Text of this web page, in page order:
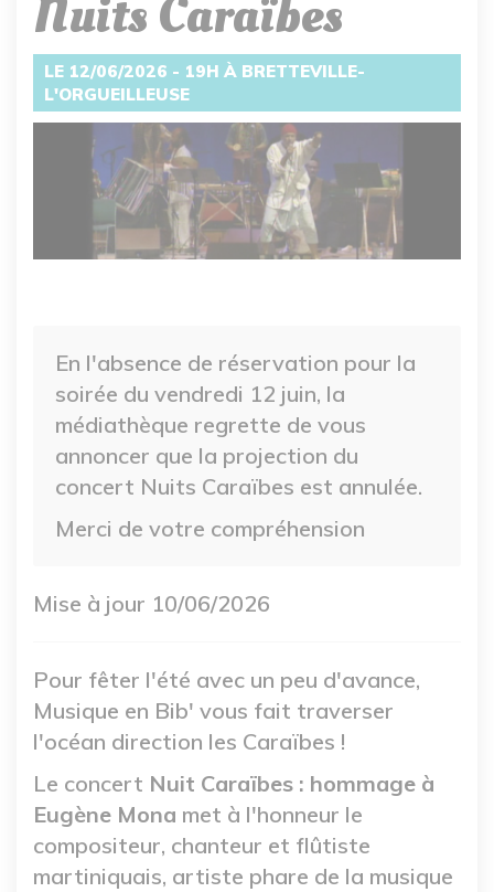
Nuits Caraïbes
LE 12/06/2026 - 19H À BRETTEVILLE-
L'ORGUEILLEUSE
En l'absence de réservation pour la
soirée du vendredi 12 juin, la
médiathèque regrette de vous
annoncer que la projection du
concert Nuits Caraïbes est annulée.
Merci de votre compréhension
Mise à jour 10/06/2026
Pour fêter l'été avec un peu d'avance,
Musique en Bib' vous fait traverser
l'océan direction les Caraïbes !
Le concert Nuit Caraïbes : hommage à
Eugène Mona met à l'honneur le
compositeur, chanteur et flûtiste
martiniquais, artiste phare de la musique